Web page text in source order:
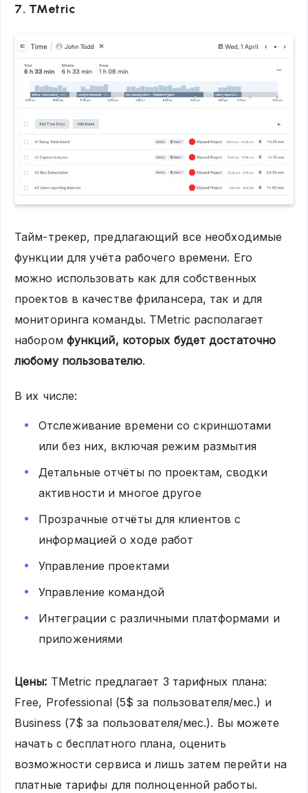
7. TMetric
Тайм-трекер, предлагающий все необходимые
функции для учёта рабочего времени. Его
можно использовать как для собственных
проектов в качестве фрилансера, так и для
мониторинга команды. TMetric располагает
набором функций, которых будет достаточно
любому пользователю.
В их числе:
Отслеживание времени со скриншотами
или без них, включая режим размытия
Детальные отчёты по проектам, сводки
активности и многое другое
Прозрачные отчёты для клиентов с
информацией о ходе работ
Управление проектами
Управление командой
Интеграции с различными платформами и
приложениями
Цены: TMetric предлагает 3 тарифных плана:
Free, Professional (5$ за пользователя/мес.) и
Business (7$ за пользователя/мес.). Вы можете
начать с бесплатного плана, оценить
возможности сервиса и лишь затем перейти на
платные тарифы для полноценной работы.